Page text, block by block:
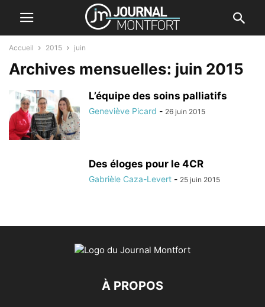
Accueil 2015 juin
Archives mensuelles: juin 2015
L’équipe des soins palliatifs
Geneviève Picard - 26 juin 2015
Des éloges pour le 4CR
Gabrièle Caza-Levert - 25 juin 2015
À PROPOS